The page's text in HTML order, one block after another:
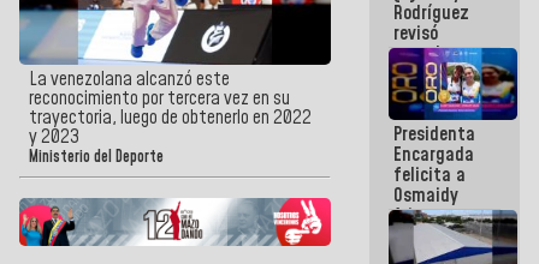
La venezolana alcanzó este
reconocimiento por tercera vez en su
trayectoria, luego de obtenerlo en 2022
y 2023
Ministerio del Deporte
2026
Rodríguez
revisó
agenda
económica y
ejecución de
fondos de
emergencia
post-sismos
Presidenta
Encargada
felicita a
Osmaidy
Arias y
Giraly
Marcano por